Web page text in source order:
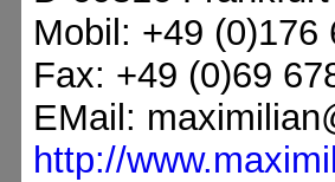
Mobil: +49 (0)176
Fax: +49 (0)69
EMail:
http://